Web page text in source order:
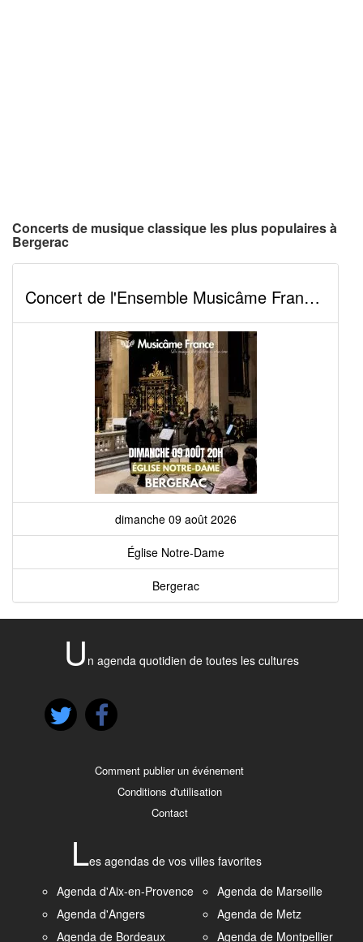
Concerts de musique classique les plus populaires à
Bergerac
Concert de l'Ensemble Musicâme France : Ravel, Debussy, Kreisler, Cantemir, Mozart...
dimanche 09 août 2026
Église Notre-Dame
Bergerac
U n agenda quotidien de toutes les cultures
Comment publier un événement
Conditions d'utilisation
Contact
Les agendas de vos villes favorites
Agenda d'Aix-en-Provence
Agenda d'Angers
Agenda de Bordeaux
Agenda de Marseille
Agenda de Metz
Agenda de Montpellier